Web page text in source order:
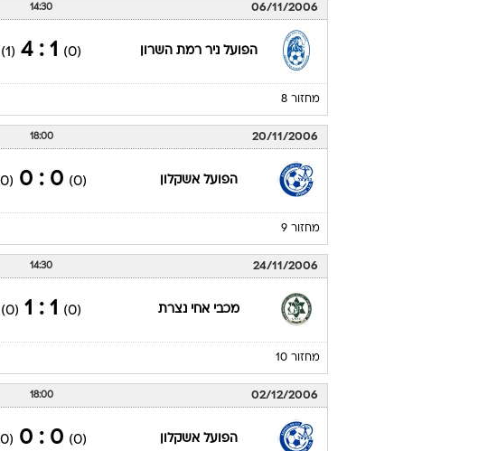
06/11/2006
14:30
הפועל ניר רמת השרון (0)
1 : 4
(1)
מחזור 8
20/11/2006
18:00
הפועל אשקלון (0)
0 : 0
(0)
מחזור 9
24/11/2006
14:30
מכבי אחי נצרת (0)
1 : 1
(0)
מחזור 10
02/12/2006
18:00
הפועל אשקלון (0)
0 : 0
(0)